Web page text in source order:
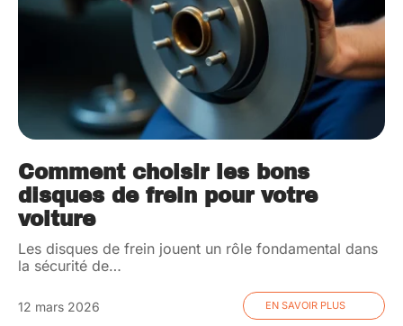
Comment choisir les bons
disques de frein pour votre
voiture
Les disques de frein jouent un rôle fondamental dans
la sécurité de…
12 mars 2026 EN SAVOIR PLUS